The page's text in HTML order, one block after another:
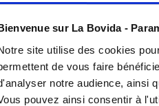
sur La Bovida -
site utilise des cookies
de vous faire
notre audience, ainsi
pouvez ainsi consentir à
thermomètre TFX
m résistant à la chaleur :
cuisine, restaurant,
des denrées
: 12 cm